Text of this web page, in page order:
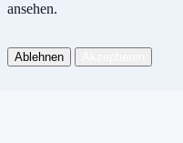
ansehen.
Ablehnen